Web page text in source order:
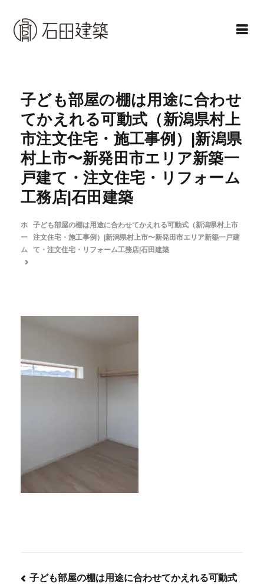
子ども部屋の棚は用途に合わせ
てかえれる可動式（新潟県村上
市注文住宅・施工事例）|新潟県
村上市〜新発田市エリア新築一
戸建て・注文住宅・リフォーム
工務店|石田建築
ホ
ー
ム
子ども部屋の棚は用途に合わせてかえれる可動式（新潟県村上市
注文住宅・施工事例）|新潟県村上市〜新発田市エリア新築一戸建
て・注文住宅・リフォーム工務店|石田建築
子ども部屋の棚は用途に合わせてかえれる可動式